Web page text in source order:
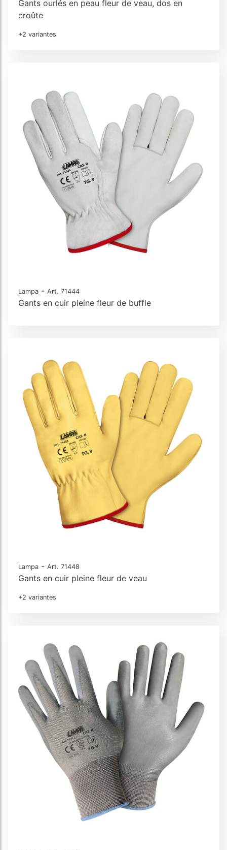
Gants ourlés en peau fleur de veau, dos en
croûte
+2 variantes
Lampa - Art. 71444
Gants en cuir pleine fleur de buffle
Lampa - Art. 71448
Gants en cuir pleine fleur de veau
+2 variantes